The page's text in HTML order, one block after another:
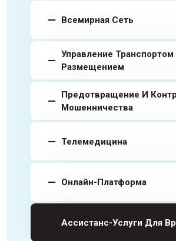
Всемирная Сеть
Управление Транспортом
Размещением
Предотвращение И
Мошенничества
Телемедицина
Онлайн-Платформа
Ассистанс-Услуги Для